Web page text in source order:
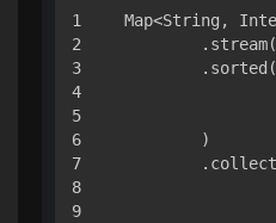
1
2
3
4
5
6
7
8
9
Map<String,
        .sorted(
        )